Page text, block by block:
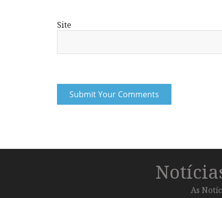
Site
As